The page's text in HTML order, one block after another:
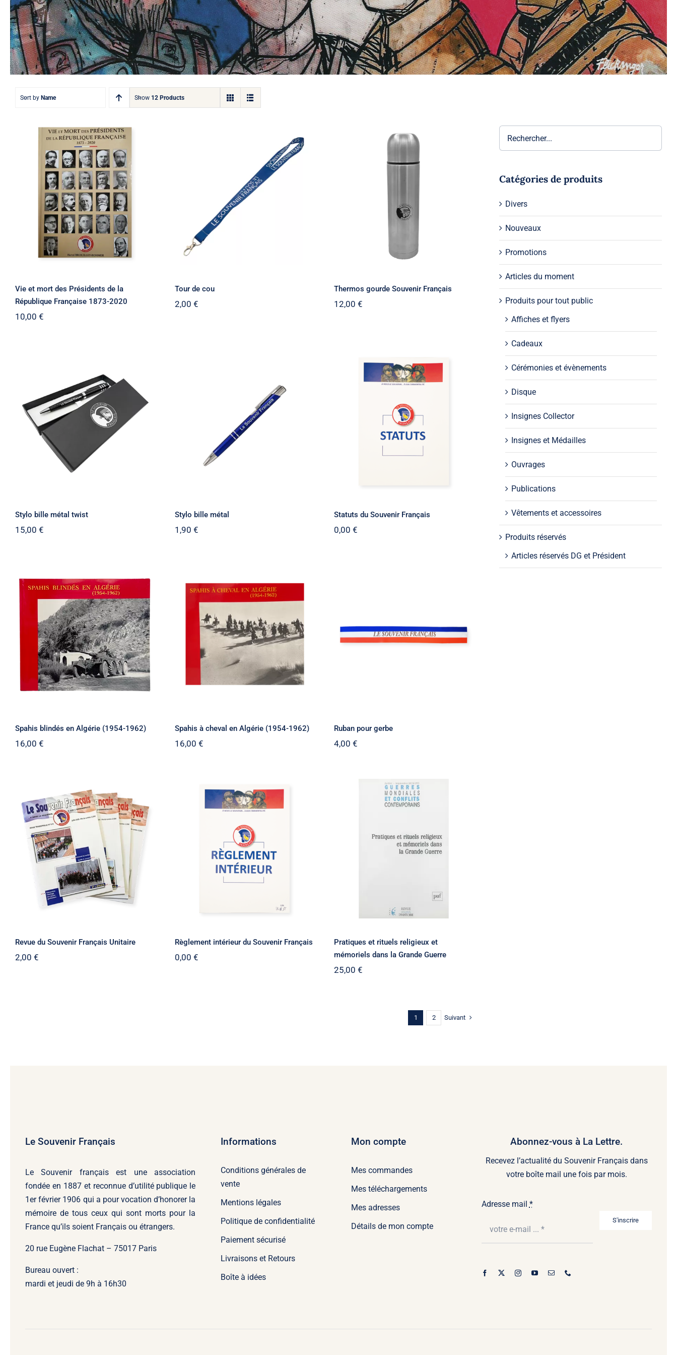
Sort by Name Show 12 Products
Vie et mort des
Présidents de la
République Française
1873-2020
Vie et mort des Présidents de la
République Française 1873-2020
10,00 €
Tour de cou
Tour de cou
2,00 €
Thermos gourde Souvenir Français
12,00€
Stylo bille métal twist
Stylo bille métal twist
15,00 €
Stylo bille métal
Stylo bille métal
1,90 €
Statuts du Souvenir
Français
Statuts du Souvenir Français
0,00€
Spahis blindés en Algérie
(1954-1962)
Spahis blindés en Algérie (1954-1962)
16,00 €
Spahis à cheval en Algérie
(1954-1962)
Spahis à cheval en Algérie (1954-1962)
16,00 €
Ruban pour gerbe
Ruban pour gerbe
4,00€
Revue du Souvenir
Français Unitaire
Revue du Souvenir Français Unitaire
2,00 €
Règlement intérieur du
Souvenir Français
Règlement intérieur du Souvenir Français
0,00 €
Pratiques et rituels
religieux et mémoriels
Pratiques et rituels religieux et
mémoriels dans la Grande Guerre
25,00€
1 2 Suivant
Catégories de produits
Divers
Nouveaux
Promotions
Articles du moment
Produits pour tout public
Affiches et flyers
Cadeaux
Cérémonies et évènements
Disque
Insignes Collector
Insignes et Médailles
Ouvrages
Publications
Vêtements et accessoires
Produits réservés
Articles réservés DG et Président
Le Souvenir Français
Le Souvenir françaisest une association
fondée en 1887 et reconnue d’utilité publique le
1er février 1906 qui a pour vocation d’honorer la
mémoire de tous ceux qui sont morts pour la
France qu’ils soient Français ou étrangers.
20 rue Eugène Flachat – 75017 Paris
Bureau ouvert :
mardi et jeudi de 9h à 16h30
Informations
Conditions générales de
vente
Mentions légales
Politique de confidentialité
Paiement sécurisé
Livraisons et Retours
Boîte à idées
Mon compte
Mes commandes
Mes téléchargements
Mes adresses
Détails de mon compte
Abonnez-vous à La Lettre.
Recevez l’actualité du Souvenir Français dans
votre boîte mail une fois par mois.
Adresse mail *
S'inscrire